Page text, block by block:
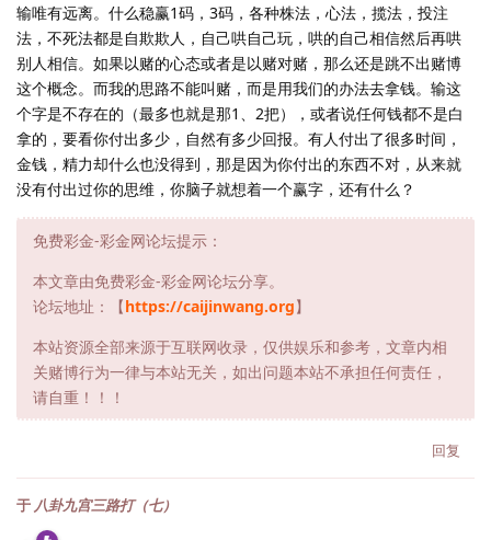
输唯有远离。什么稳赢1码，3码，各种株法，心法，揽法，投注
法，不死法都是自欺欺人，自己哄自己玩，哄的自己相信然后再哄
别人相信。如果以赌的心态或者是以赌对赌，那么还是跳不出赌博
这个概念。而我的思路不能叫赌，而是用我们的办法去拿钱。输这
个字是不存在的（最多也就是那1、2把），或者说任何钱都不是白
拿的，要看你付出多少，自然有多少回报。有人付出了很多时间，
金钱，精力却什么也没得到，那是因为你付出的东西不对，从来就
没有付出过你的思维，你脑子就想着一个赢字，还有什么？
免费彩金-彩金网论坛提示：
本文章由免费彩金-彩金网论坛分享。
论坛地址：【https://caijinwang.org】
本站资源全部来源于互联网收录，仅供娱乐和参考，文章内相
关赌博行为一律与本站无关，如出问题本站不承担任何责任，
请自重！！！
回复
于 八卦九宫三路打（七）